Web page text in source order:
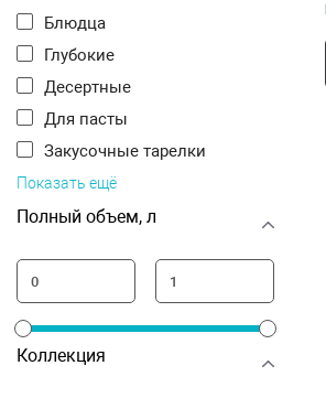
Блюдца
Глубокие
Десертные
Для пасты
Закусочные тарелки
Показать ещё
Полный объем, л
Коллекция